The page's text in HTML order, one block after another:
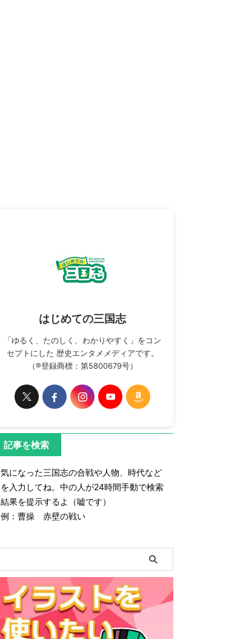
はじめての三国志
「ゆるく、たのしく、わかりやすく」をコン
セプトにした 歴史エンタメメディアです。
（®登録商標：第5800679号）
記事を検索
気になった三国志の合戦や人物、時代など
を入力してね。中の人が24時間手動で検索
結果を提示するよ（嘘です）
例：曹操 赤壁の戦い